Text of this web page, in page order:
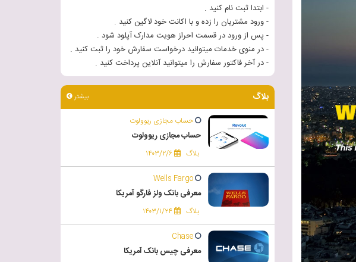
- ابتدا ثبت نام کنید .
- ورود مشتریان را زده و با اکانت خود لاگین کنید .
- پس از ورود در قسمت احراز هویت مدارک آپلود شود .
- در منوی خدمات میتوانید درخواست سفارش خود را ثبت کنید .
- در آخر فاکتور سفارش را میتوانید آنلاین پرداخت کنید .
بلاگ بیشتر
حساب مجازی ریوولوت
حساب مجازی ریوولوت
بلاگ ۱۴۰۳/۲/۶
Wells Fargo
معرفی بانک ولز فارگو آمریکا
بلاگ ۱۴۰۳/۱/۲۴
Chase
معرفی چیس بانک آمریکا